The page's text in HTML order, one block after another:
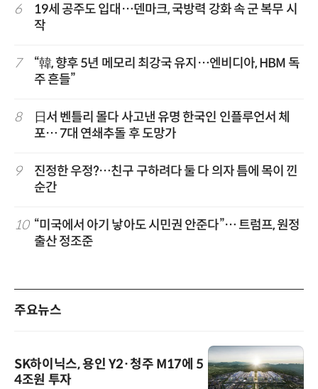
6
19세 공주도 입대…덴마크, 국방력 강화 속 군 복무 시
작
7
“韓, 향후 5년 메모리 최강국 유지…엔비디아, HBM 독
주 흔들”
8
日서 벤틀리 몰다 사고낸 유명 한국인 인플루언서 체
포… 7대 연쇄추돌 후 도망가
9
진정한 우정?…친구 구하려다 둘 다 의자 틈에 목이 낀
순간
10 “미국에서 아기 낳아도 시민권 안준다”… 트럼프, 원정
출산 정조준
주요뉴스
SK하이닉스, 용인 Y2·청주 M17에 5
4조원 투자